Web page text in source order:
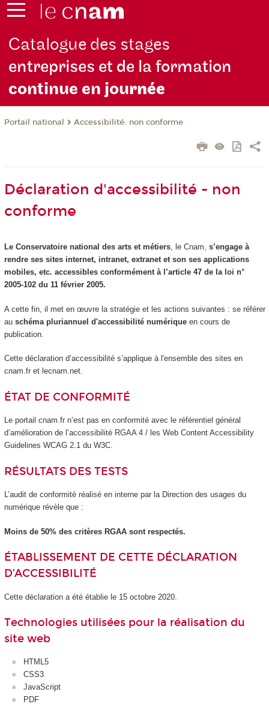
Catalogue des stages
entreprises et de la formation
continue en journée
Portail national Accessibilité: non conforme
Déclaration d'accessibilité - non
conforme
Le Conservatoire national des arts et métiers, le Cnam, s’engage à
rendre ses sites internet, intranet, extranet et son ses applications
mobiles, etc. accessibles conformément à l’article 47 de la loi n°
2005-102 du 11 février 2005.
A cette fin, il met en œuvre la stratégie et les actions suivantes : se référer
au schéma pluriannuel d'accessibilité numériqueen cours de
publication.
Cette déclaration d’accessibilité s’applique à l'ensemble des sites en
cnam.fr et lecnam.net.
ÉTAT DE CONFORMITÉ
Le portail cnam.fr n’est pas en conformité avec le référentiel général
d’amélioration de l’accessibilité RGAA 4 / les Web Content Accessibility
Guidelines WCAG 2.1 du W3C.
RÉSULTATS DES TESTS
L’audit de conformité réalisé en interne par la Direction des usages du
numérique révèle que :
Moins de 50% des critères RGAA sont respectés.
ÉTABLISSEMENT DE CETTE DÉCLARATION
D’ACCESSIBILITÉ
Cette déclaration a été établie le 15 octobre 2020.
Technologies utilisées pour la réalisation du
site web
HTML5
CSS3
JavaScript
PDF